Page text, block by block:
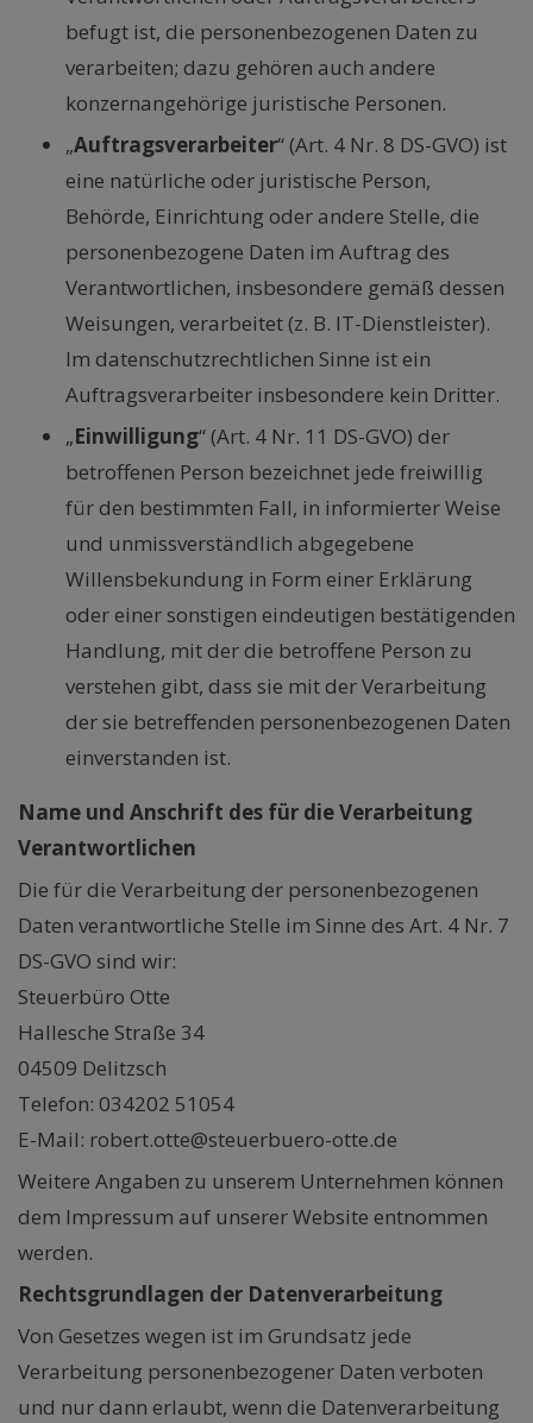
befugt ist, die personenbezogenen Daten zu
verarbeiten; dazu gehören auch andere
konzernangehörige juristische Personen.
„Auftragsverarbeiter“ (Art. 4 Nr. 8 DS-GVO) ist
eine natürliche oder juristische Person,
Behörde, Einrichtung oder andere Stelle, die
personenbezogene Daten im Auftrag des
Verantwortlichen, insbesondere gemäß dessen
Weisungen, verarbeitet (z. B. IT-Dienstleister).
Im datenschutzrechtlichen Sinne ist ein
Auftragsverarbeiter insbesondere kein Dritter.
„Einwilligung“ (Art. 4 Nr. 11 DS-GVO) der
betroffenen Person bezeichnet jede freiwillig
für den bestimmten Fall, in informierter Weise
und unmissverständlich abgegebene
Willensbekundung in Form einer Erklärung
oder einer sonstigen eindeutigen bestätigenden
Handlung, mit der die betroffene Person zu
verstehen gibt, dass sie mit der Verarbeitung
der sie betreffenden personenbezogenen Daten
einverstanden ist.
Name und Anschrift des für die Verarbeitung
Verantwortlichen
Die für die Verarbeitung der personenbezogenen
Daten verantwortliche Stelle im Sinne des Art. 4 Nr. 7
DS-GVO sind wir:
Steuerbüro Otte
Hallesche Straße 34
04509 Delitzsch
Telefon: 034202 51054
E-Mail: robert.otte@steuerbuero-otte.de
Weitere Angaben zu unserem Unternehmen können
dem Impressum auf unserer Website entnommen
werden.
Rechtsgrundlagen der Datenverarbeitung
Von Gesetzes wegen ist im Grundsatz jede
Verarbeitung personenbezogener Daten verboten
und nur dann erlaubt, wenn die Datenverarbeitung